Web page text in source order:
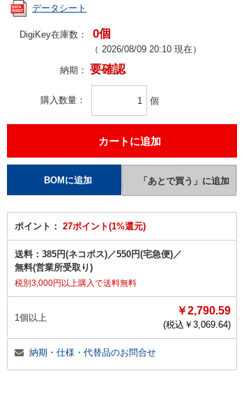
データシート
DigiKey在庫数： 0個
（ 2026/08/09 20:10 現在）
納期： 要確認
購入数量 個
ポイント： 27ポイント(1%還元)
送料： 385円(ネコポス)／550円(宅急便)／
無料(営業所受取り)
税別3,000円以上購入で送料無料
1個以上
￥2,790.59
(税込￥ 3,069.64)
納期・仕様・代替品のお問合せ